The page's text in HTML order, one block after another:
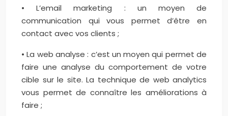
• L’email marketing : un moyen de
communication qui vous permet d’être en
contact avec vos clients ;
• La web analyse : c’est un moyen qui permet de
faire une analyse du comportement de votre
cible sur le site. La technique de web analytics
vous permet de connaître les améliorations à
faire ;